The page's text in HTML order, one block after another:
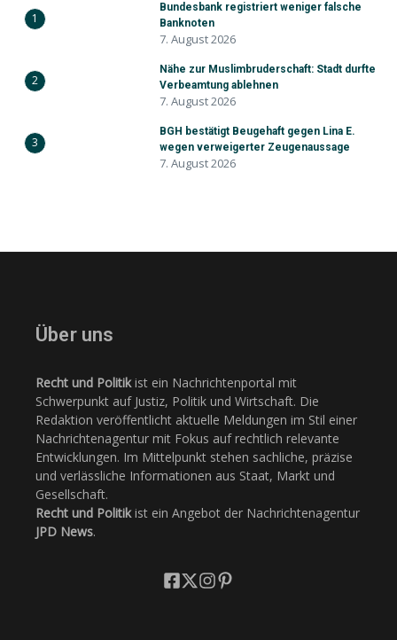
1
Bundesbank registriert weniger falsche
Banknoten
7. August 2026
2
Nähe zur Muslimbruderschaft: Stadt durfte
Verbeamtung ablehnen
7. August 2026
3
BGH bestätigt Beugehaft gegen Lina E.
wegen verweigerter Zeugenaussage
7. August 2026
Über uns
Recht und Politikist ein Nachrichtenportal mit
Schwerpunkt auf Justiz, Politik und Wirtschaft. Die
Redaktion veröffentlicht aktuelle Meldungen im Stil einer
Nachrichtenagentur mit Fokus auf rechtlich relevante
Entwicklungen. Im Mittelpunkt stehen sachliche, präzise
und verlässliche Informationen aus Staat, Markt und
Gesellschaft.
Recht und Politikist ein Angebot der Nachrichtenagentur
JPD News.